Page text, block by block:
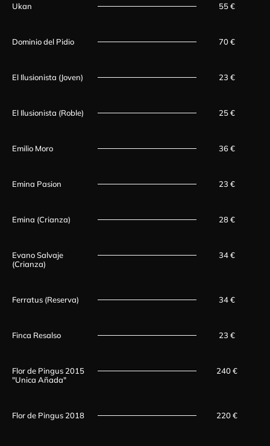
Ukan 55 €
Dominio del Pidio 70 €
El Ilusionista (Joven) 23 €
El Ilusionista (Roble) 25 €
Emilio Moro 36 €
Emina Pasion 23 €
Emina (Crianza) 28 €
Evano Salvaje
(Crianza)
34 €
Ferratus (Reserva) 34 €
Finca Resalso 23 €
Flor de Pingus 2015
"Unica Añada"
240 €
Flor de Pingus 2018 220 €